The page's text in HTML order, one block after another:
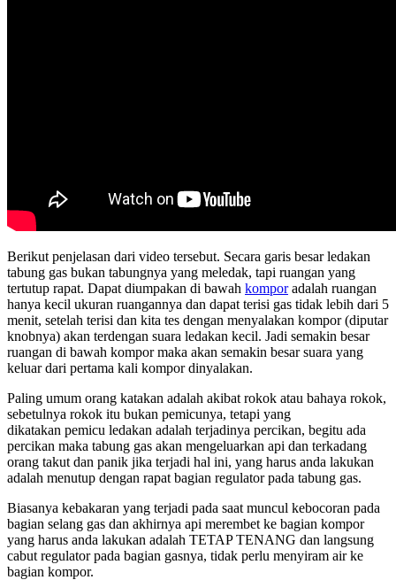
Berikut penjelasan dari video tersebut. Secara garis besar ledakan
tabung gas bukan tabungnya yang meledak, tapi ruangan yang
tertutup rapat. Dapat diumpakan di bawah komporadalah ruangan
hanya kecil ukuran ruangannya dan dapat terisi gas tidak lebih dari 5
menit, setelah terisi dan kita tes dengan menyalakan kompor (diputar
knobnya) akan terdengan suara ledakan kecil. Jadi semakin besar
ruangan di bawah kompor maka akan semakin besar suara yang
keluar dari pertama kali kompor dinyalakan.
Paling umum orang katakan adalah akibat rokok atau bahaya rokok,
sebetulnya rokok itu bukan pemicunya, tetapi yang
dikatakan pemicu ledakan adalah terjadinya percikan, begitu ada
percikan maka tabung gas akan mengeluarkan api dan terkadang
orang takut dan panik jika terjadi hal ini, yang harus anda lakukan
adalah menutup dengan rapat bagian regulator pada tabung gas.
Biasanya kebakaran yang terjadi pada saat muncul kebocoran pada
bagian selang gas dan akhirnya api merembet ke bagian kompor
yang harus anda lakukan adalah TETAP TENANG dan langsung
cabut regulator pada bagian gasnya, tidak perlu menyiram air ke
bagian kompor.